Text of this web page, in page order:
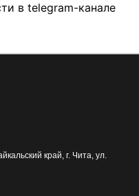
в telegram-канале
край, г. Чита, ул.